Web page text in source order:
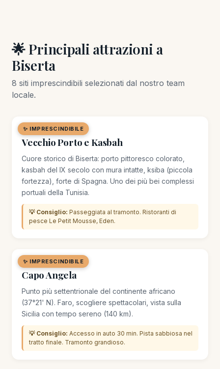
🌟 Principali attrazioni a
Biserta
8 siti imprescindibili selezionati dal nostro team
locale.
✨ IMPRESCINDIBILE
🏘️ QUARTIERE
Vecchio Porto e Kasbah
Cuore storico di Biserta: porto pittoresco colorato,
kasbah del IX secolo con mura intatte, ksiba (piccola
fortezza), forte di Spagna. Uno dei più bei complessi
portuali della Tunisia.
💡 Consiglio: Passeggiata al tramonto. Ristoranti di
pesce Le Petit Mousse, Eden.
✨ IMPRESCINDIBILE
🌿 SITO NATURALE
Capo Angela
Punto più settentrionale del continente africano
(37°21' N). Faro, scogliere spettacolari, vista sulla
Sicilia con tempo sereno (140 km).
💡 Consiglio: Accesso in auto 30 min. Pista sabbiosa nel
tratto finale. Tramonto grandioso.